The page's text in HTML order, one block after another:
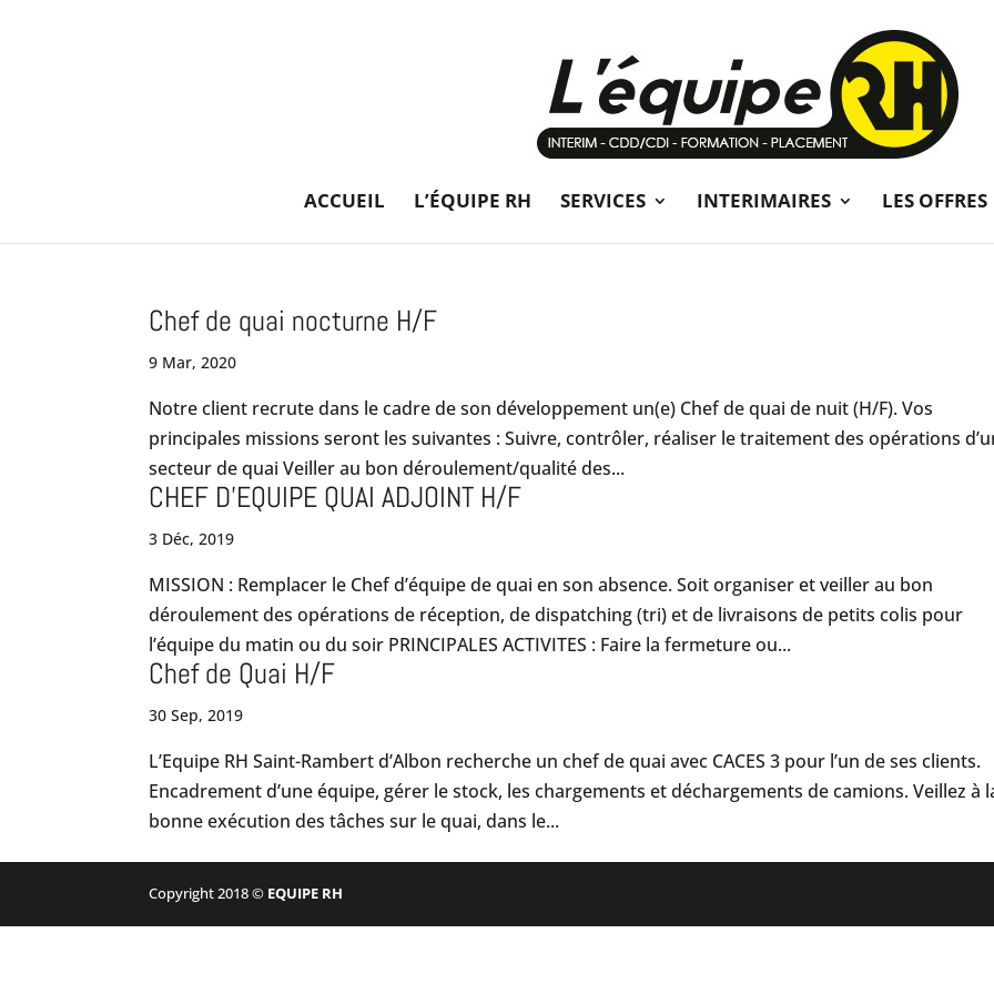
ACCUEIL L’ÉQUIPE RH SERVICES INTERIMAIRES LES OFFRES
Chef de quai nocturne H/F
9 Mar, 2020
Notre client recrute dans le cadre de son développement un(e) Chef de quai de nuit (H/F). Vos
principales missions seront les suivantes : Suivre, contrôler, réaliser le traitement des opérations
secteur de quai Veiller au bon déroulement/qualité des...
CHEF D’EQUIPE QUAI ADJOINT H/F
3 Déc, 2019
MISSION : Remplacer le Chef d’équipe de quai en son absence. Soit organiser et veiller au bon
déroulement des opérations de réception, de dispatching (tri) et de livraisons de petits colis pour
l’équipe du matin ou du soir PRINCIPALES ACTIVITES : Faire la fermeture ou...
Chef de Quai H/F
30 Sep, 2019
L’Equipe RH Saint-Rambert d’Albon recherche un chef de quai avec CACES 3 pour l’un de ses clients.
Encadrement d’une équipe, gérer le stock, les chargements et déchargements de camions. Veillez à
bonne exécution des tâches sur le quai, dans le...
Copyright 2018 © EQUIPE RH